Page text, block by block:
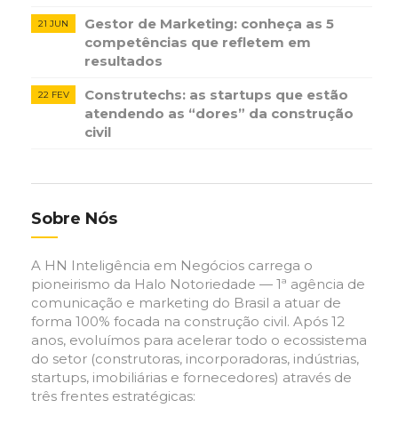
21 JUN
Gestor de Marketing: conheça as 5
competências que refletem em
resultados
22 FEV
Construtechs: as startups que estão
atendendo as “dores” da construção
civil
Sobre Nós
A HN Inteligência em Negócios carrega o
pioneirismo da Halo Notoriedade — 1ª agência de
comunicação e marketing do Brasil a atuar de
forma 100% focada na construção civil. Após 12
anos, evoluímos para acelerar todo o ecossistema
do setor (construtoras, incorporadoras, indústrias,
startups, imobiliárias e fornecedores) através de
três frentes estratégicas: